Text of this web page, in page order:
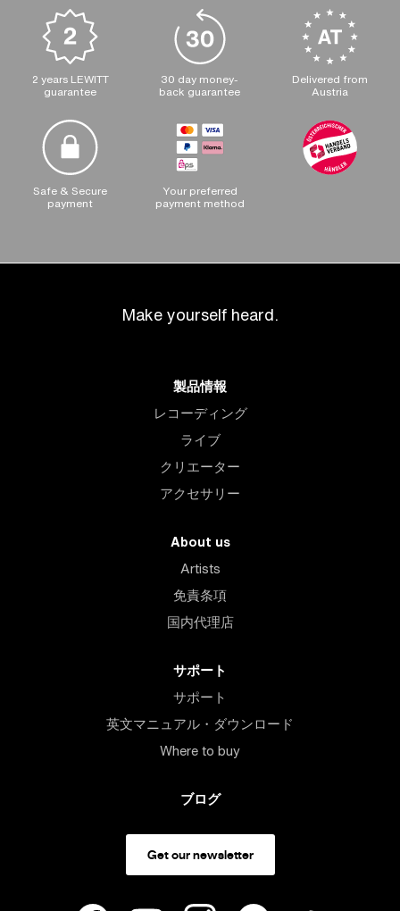
2 years LEWITT
guarantee
30 day money-
back guarantee
Delivered from
Austria
Safe & Secure
payment
Your preferred
payment method
Make yourself heard.
製品情報
レコーディング
ライブ
クリエーター
アクセサリー
About us
Artists
免責条項
国内代理店
サポート
サポート
英文マニュアル・ダウンロード
Where to buy
ブログ
Get our newsletter